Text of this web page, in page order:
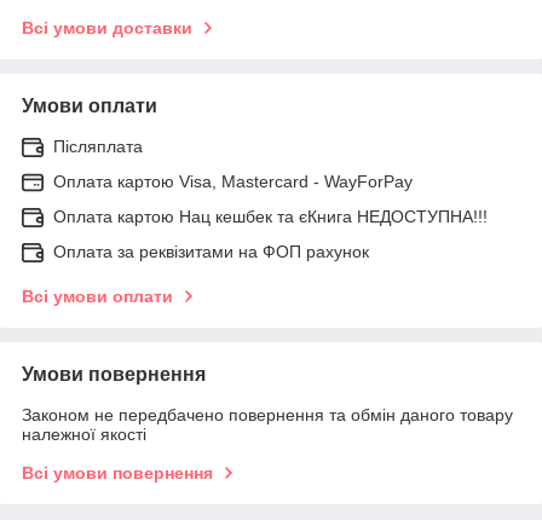
Всі умови доставки
Умови оплати
Післяплата
Оплата картою Visa, Mastercard - WayForPay
Оплата картою Нац кешбек та єКнига НЕДОСТУПНА!!!
Оплата за реквізитами на ФОП рахунок
Всі умови оплати
Умови повернення
Законом не передбачено повернення та обмін даного товару
належної якості
Всі умови повернення